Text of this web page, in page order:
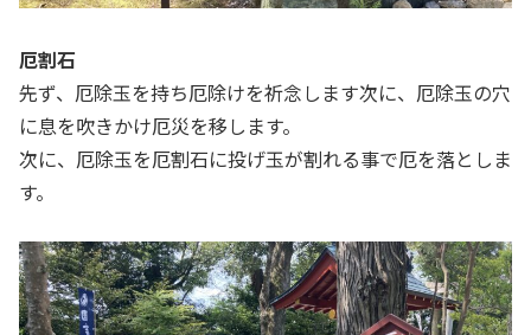
厄割石
先ず、厄除玉を持ち厄除けを祈念します次に、厄除玉の穴
に息を吹きかけ厄災を移します。
次に、厄除玉を厄割石に投げ玉が割れる事で厄を落としま
す。